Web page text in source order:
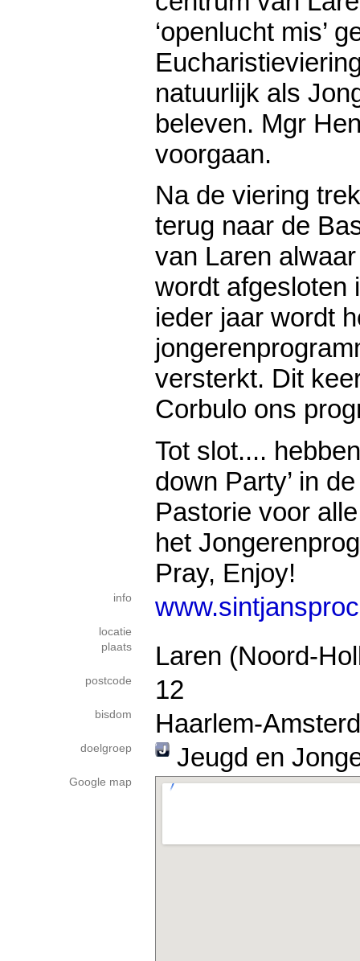
‘openlucht mis’
natuurlijk als
beleven. Mgr
voorgaan.
Na de viering
terug naar de
van Laren
wordt afgesloten
ieder jaar wordt
versterkt. Dit
Corbulo ons
Tot slot....
down Party’ in
Pastorie voor
het
Pray, Enjoy!
info
locatie
plaats
Laren (Noord-
postcode 12
bisdom Haarlem-
doelgroep Jeugd en
Google map